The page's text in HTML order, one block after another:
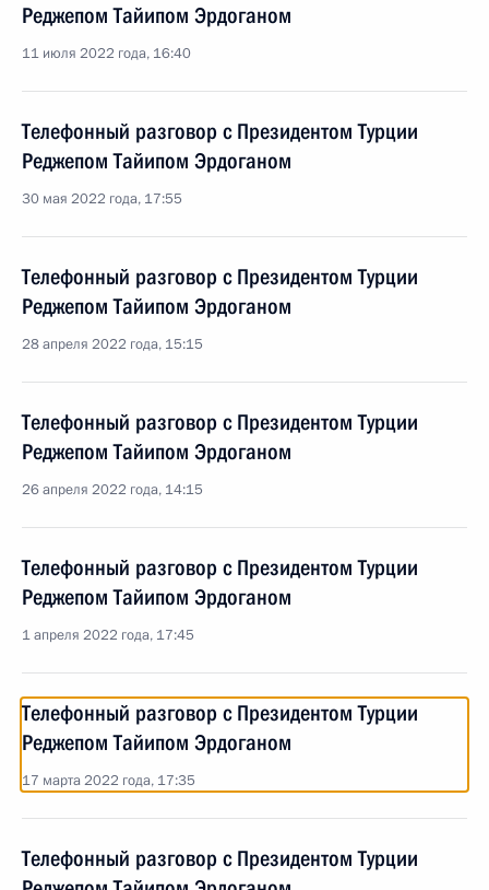
Реджепом Тайипом Эрдоганом
11 июля 2022 года, 16:40
Телефонный разговор с Президентом Турции
Реджепом Тайипом Эрдоганом
30 мая 2022 года, 17:55
Телефонный разговор с Президентом Турции
Реджепом Тайипом Эрдоганом
28 апреля 2022 года, 15:15
Телефонный разговор с Президентом Турции
Реджепом Тайипом Эрдоганом
26 апреля 2022 года, 14:15
Телефонный разговор с Президентом Турции
Реджепом Тайипом Эрдоганом
1 апреля 2022 года, 17:45
Телефонный разговор с Президентом Турции
Реджепом Тайипом Эрдоганом
17 марта 2022 года, 17:35
Телефонный разговор с Президентом Турции